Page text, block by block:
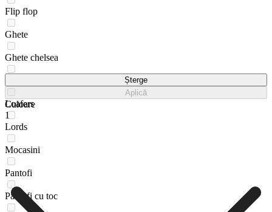
Flip flop
Ghete
Ghete chelsea
Loafers
Lords
Mocasini
Pantofi
Pantofi cu toc
Șterge
Aplică
Culoare
1